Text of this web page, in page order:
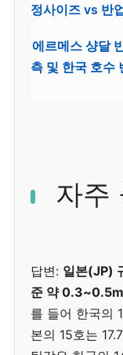
정사이즈 vs 반
에르메스 샹달
측 및 한국 호수
자주
답변: 일본(JP)
준 약
를 들어 한국의
본의 15호는